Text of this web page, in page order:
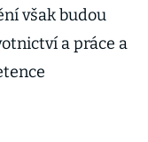
však budou
a práce a